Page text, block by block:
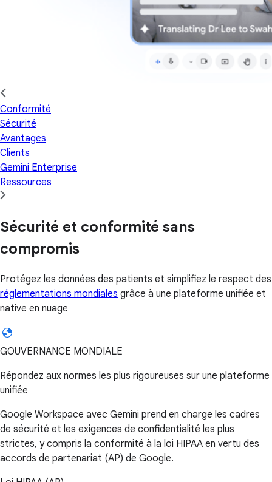
Conformité
Sécurité
Avantages
Clients
Gemini Enterprise
Ressources
Sécurité et conformité sans
compromis
Protégez les données des patients et simplifiez le respect des
réglementations mondiales grâce à une plateforme unifiée et
native en nuage
GOUVERNANCE MONDIALE
Répondez aux normes les plus rigoureuses sur une plateforme
unifiée
Google Workspace avec Gemini prend en charge les cadres
de sécurité et les exigences de confidentialité les plus
strictes, y compris la conformité à la loi HIPAA en vertu des
accords de partenariat (AP) de Google.